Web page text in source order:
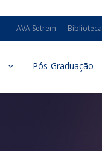
AVA Setrem Biblioteca
Pós-Graduação